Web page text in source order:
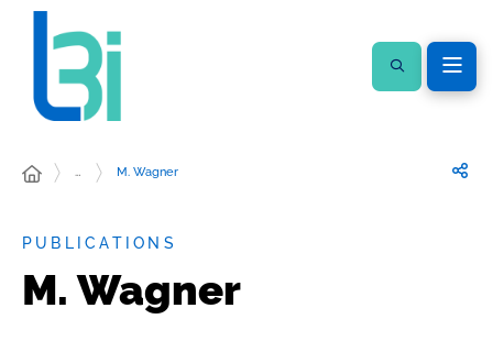
… M. Wagner
PUBLICATIONS
M. Wagner